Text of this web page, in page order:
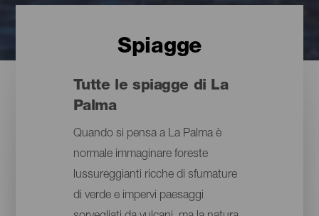
Spiagge
Tutte le spiagge di La
Palma
Quando si pensa a La Palma è
normale immaginare foreste
lussureggianti ricche di sfumature
di verde e impervi paesaggi